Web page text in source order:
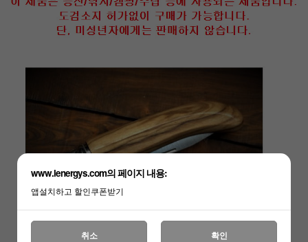
페이코 ID로 페
www.lenergys.com의 페이지 내용:
앱설치하고 할인쿠폰받기
취소 확인